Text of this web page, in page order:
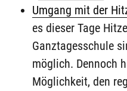
Umgang mit der
es dieser Tage
Ganztagesschule
möglich. Dennoch
Möglichkeit, den